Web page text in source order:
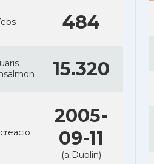
484
15.320
2005-
09-11
(a Dublin)